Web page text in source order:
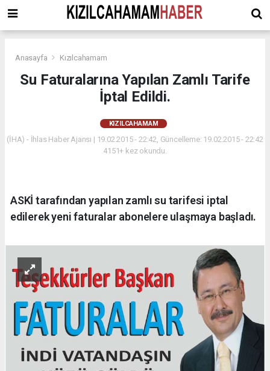
Anasayfa Kızılcahamam
Su Faturalarına Yapılan Zamlı Tarife
İptal Edildi.
KIZILCAHAMAM
(İHA) - İhlas Haber Ajansı | 19.02.2015 - 22:42, Güncelleme: 19.02.2015 - 22:42
4151+ kez okundu.
ASKİ tarafından yapılan zamlı su tarifesi iptal
edilerek yeni faturalar abonelere ulaşmaya başladı.